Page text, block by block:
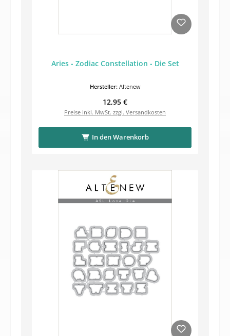
Aries - Zodiac Constellation - Die Set
Hersteller: Altenew
Regulärer Preis:
12,95 €
Preise inkl. MwSt. zzgl. Versandkosten
In den Warenkorb